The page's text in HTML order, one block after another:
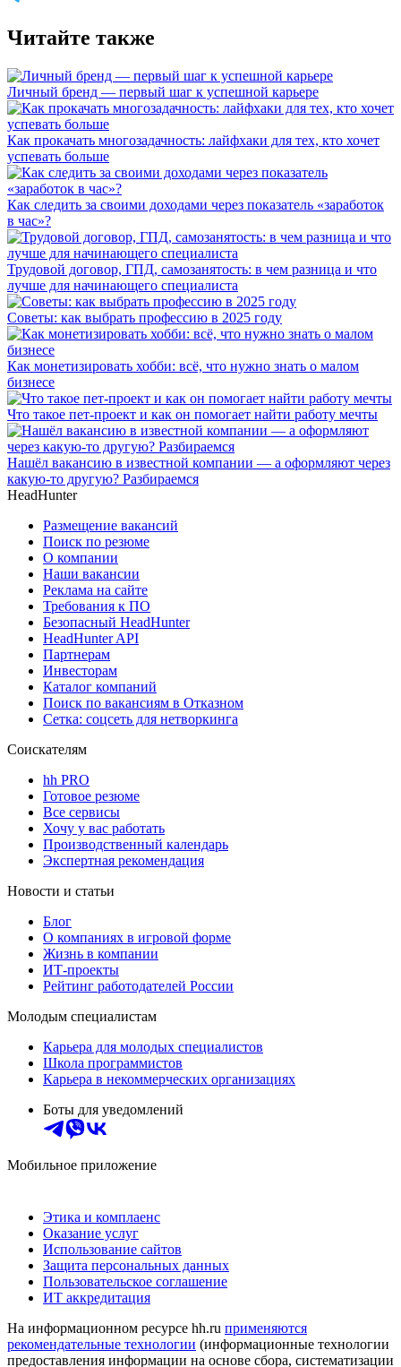
Читайте также
Личный бренд — первый шаг к успешной карьере
Как прокачать многозадачность: лайфхаки для тех, кто хочет
успевать больше
Как следить за своими доходами через показатель «заработок
в час»?
Трудовой договор, ГПД, самозанятость: в чем разница и что
лучше для начинающего специалиста
Советы: как выбрать профессию в 2025 году
Как монетизировать хобби: всё, что нужно знать о малом
бизнесе
Что такое пет-проект и как он помогает найти работу мечты
Нашёл вакансию в известной компании — а оформляют через
какую-то другую? Разбираемся
HeadHunter
Размещение вакансий
Поиск по резюме
О компании
Наши вакансии
Реклама на сайте
Требования к ПО
Безопасный HeadHunter
HeadHunter API
Партнерам
Инвесторам
Каталог компаний
Поиск по вакансиям в Отказном
Сетка: соцсеть для нетворкинга
Соискателям
hh PRO
Готовое резюме
Все сервисы
Хочу у вас работать
Производственный календарь
Экспертная рекомендация
Новости и статьи
Блог
О компаниях в игровой форме
Жизнь в компании
ИТ-проекты
Рейтинг работодателей России
Молодым специалистам
Карьера для молодых специалистов
Школа программистов
Карьера в некоммерческих организациях
Боты для уведомлений
Мобильное приложение
Этика и комплаенс
Оказание услуг
Использование сайтов
Защита персональных данных
Пользовательское соглашение
ИТ аккредитация
На информационном ресурсе hh.ru применяются
рекомендательные технологии (информационные технологии
предоставления информации на основе сбора, систематизации